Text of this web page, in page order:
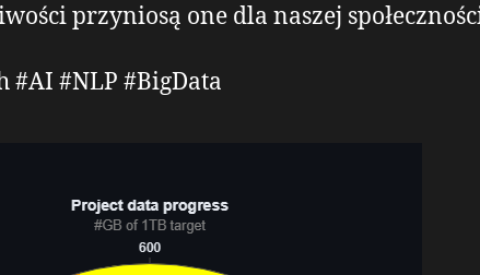
przyniosą one dla naszej
#AI #NLP #BigData